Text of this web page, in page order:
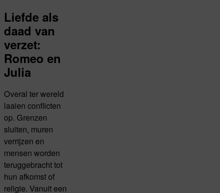
Liefde als
daad van
verzet:
Romeo en
Julia
Overal ter wereld
laaien conflicten
op. Grenzen
sluiten, muren
verrijzen en
mensen worden
teruggebracht tot
hun afkomst of
religie. Vanuit een